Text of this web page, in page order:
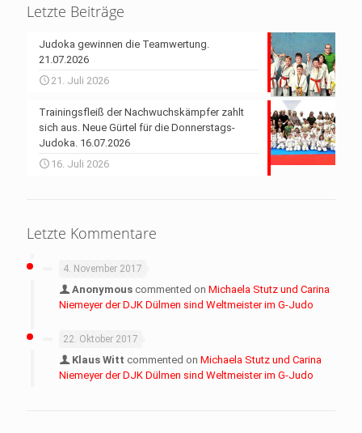
Letzte Beiträge
Judoka gewinnen die Teamwertung.
21.07.2026
21. Juli 2026
Trainingsfleiß der Nachwuchskämpfer zahlt
sich aus. Neue Gürtel für die Donnerstags-
Judoka. 16.07.2026
16. Juli 2026
Letzte Kommentare
4. November 2017
Anonymous commented on Michaela Stutz und Carina
Niemeyer der DJK Dülmen sind Weltmeister im G-Judo
22. Oktober 2017
Klaus Witt commented on Michaela Stutz und Carina
Niemeyer der DJK Dülmen sind Weltmeister im G-Judo